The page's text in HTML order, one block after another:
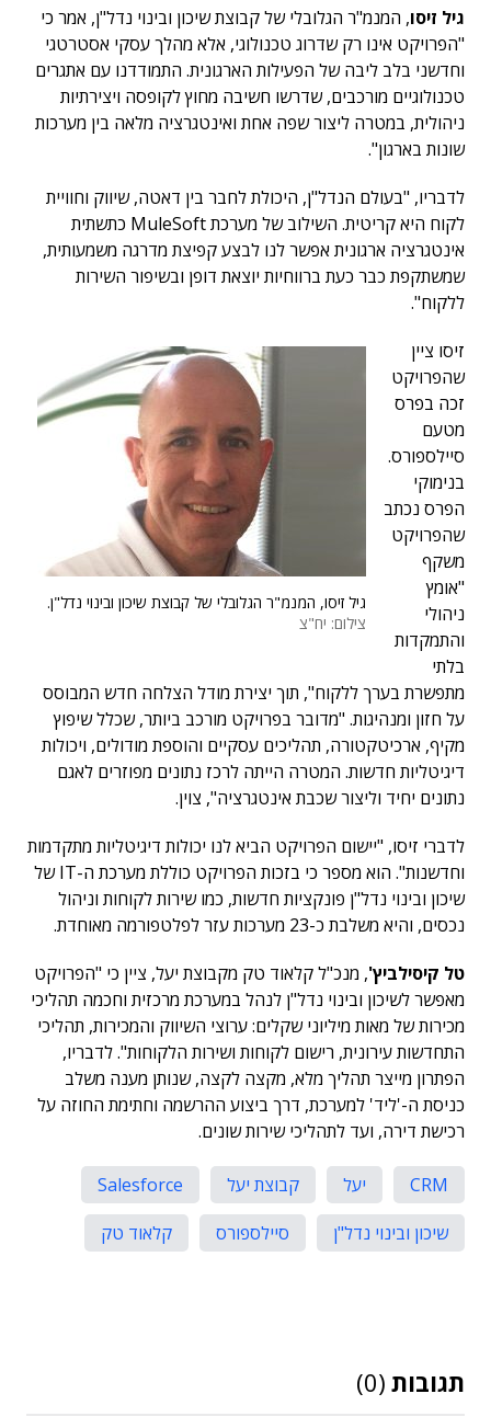
גיל זיסו, המנמ"ר הגלובלי של קבוצת שיכון ובינוי נדל"ן, אמר כי
"הפרויקט אינו רק שדרוג טכנולוגי, אלא מהלך עסקי אסטרטגי
וחדשני בלב ליבה של הפעילות הארגונית. התמודדנו עם אתגרים
טכנולוגיים מורכבים, שדרשו חשיבה מחוץ לקופסה ויצירתיות
ניהולית, במטרה ליצור שפה אחת ואינטגרציה מלאה בין מערכות
שונות בארגון".
לדבריו, "בעולם הנדל"ן, היכולת לחבר בין דאטה, שיווק וחוויית
לקוח היא קריטית. השילוב של מערכת MuleSoft כתשתית
אינטגרציה ארגונית אפשר לנו לבצע קפיצת מדרגה משמעותית,
שמשתקפת כבר כעת ברווחיות יוצאת דופן ובשיפור השירות
ללקוח".
גיל זיסו, המנמ"ר הגלובלי של קבוצת שיכון ובינוי נדל"ן.
צילום: יח"צ
זיסו ציין
שהפרויקט
זכה בפרס
מטעם
סיילספורס.
בנימוקי
הפרס נכתב
שהפרויקט
משקף
"אומץ
ניהולי
והתמקדות
בלתי
מתפשרת בערך ללקוח", תוך יצירת מודל הצלחה חדש המבוסס
על חזון ומנהיגות. "מדובר בפרויקט מורכב ביותר, שכלל שיפוץ
מקיף, ארכיטקטורה, תהליכים עסקיים והוספת מודולים, ויכולות
דיגיטליות חדשות. המטרה הייתה לרכז נתונים מפוזרים לאגם
נתונים יחיד וליצור שכבת אינטגרציה", צוין.
לדברי זיסו, "יישום הפרויקט הביא לנו יכולות דיגיטליות מתקדמות
וחדשנות". הוא מספר כי בזכות הפרויקט כוללת מערכת ה-IT של
שיכון ובינוי נדל"ן פונקציות חדשות, כמו שירות לקוחות וניהול
נכסים, והיא משלבת כ-23 מערכות עזר לפלטפורמה מאוחדת.
טל קיסילביץ', מנכ"ל קלאוד טק מקבוצת יעל, ציין כי "הפרויקט
מאפשר לשיכון ובינוי נדל"ן לנהל במערכת מרכזית וחכמה תהליכי
מכירות של מאות מיליוני שקלים: ערוצי השיווק והמכירות, תהליכי
התחדשות עירונית, רישום לקוחות ושירות הלקוחות". לדבריו,
הפתרון מייצר תהליך מלא, מקצה לקצה, שנותן מענה משלב
כניסת ה-'ליד' למערכת, דרך ביצוע ההרשמה וחתימת החוזה על
רכישת דירה, ועד לתהליכי שירות שונים.
CRM יעל קבוצת יעל
Salesforce
שיכון ובינוי נדל"ן
סיילספורס קלאוד טק
תגובות (0)